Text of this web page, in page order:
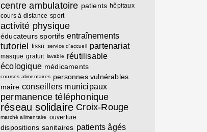
centre ambulatoire patients hôpitaux
cours à distance sport
activité physique
éducateurs sportifs entraînements
tutoriel tissu service d'accueil partenariat
masque gratuit lavable
réutilisable
écologique médicaments
courses alimentaires personnes vulnérables
maire conseillers municipaux
permanence téléphonique
réseau solidaire Croix-Rouge
marché alimentaire ouverture
dispositions sanitaires patients âgés